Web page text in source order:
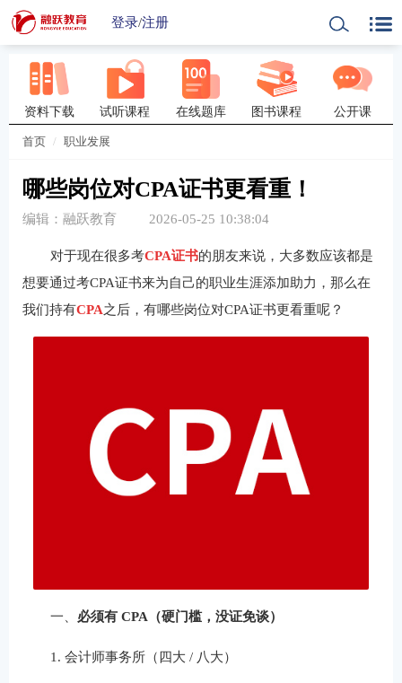
登录/注册
资料下载 试听课程 在线题库 图书课程 公开课
首页 职业发展
哪些岗位对CPA证书更看重！
编辑：融跃教育 2026-05-25 10:38:04
对于现在很多考CPA证书的朋友来说，大多数应该都是
想要通过考CPA证书来为自己的职业生涯添加助力，那么在
我们持有CPA之后，有哪些岗位对CPA证书更看重呢？
一、 必须有 CPA（硬门槛，没证免谈）
1. 会计师事务所（四大 / 八大）